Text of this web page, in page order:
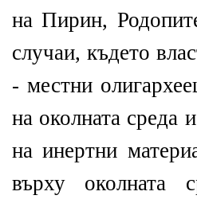
на Пирин,
случаи, където
- местни
на околната
на инертни
върху околната